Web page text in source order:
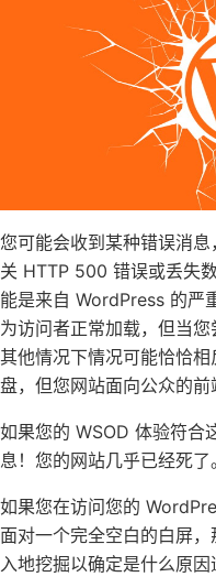
您可能会收到某种错误消
关 HTTP 500 错误或丢失
能是来自 WordPress 的严
为访问者正常加载，但当
其他情况下情况可能恰恰
盘，但您网站面向公众的前
如果您的 WSOD 体验符合
息！您的网站几乎已经死了
如果您在访问您的
面对一个完全空白的白屏
入地挖掘以确定是什么原因